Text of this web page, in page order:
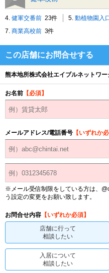
4. 健軍交番前 23件 5. 動植物園入
7. 商業高校前 3件
この店舗にお問合せする
熊本地所株式会社エイブルネットワ
お名前 【必須】
メールアドレス/電話番号 【いずれか必
※メール受信制限をしている方は、
う設定の変更をお願い致します。
お問合せ内容 【いずれか必須】
店舗に行って
相談したい
入居について
相談したい